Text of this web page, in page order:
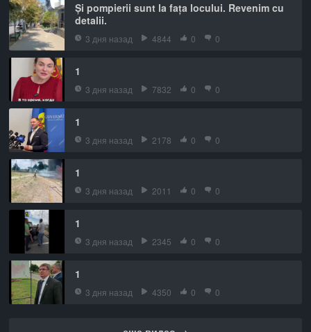
Și pompierii sunt la fața locului. Revenim cu
detalii.
3 дня назад 4844 0 0
1
3 дня назад 7832 0 0
1
3 дня назад 2178 0 0
1
3 дня назад 2011 0 0
1
3 дня назад 2345 0 0
1
3 дня назад 4350 0 0